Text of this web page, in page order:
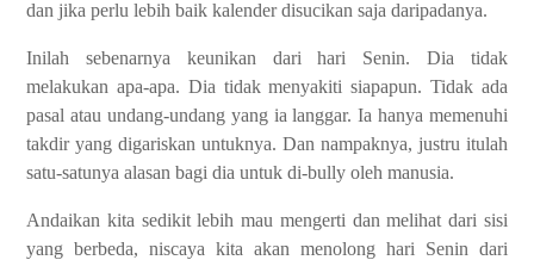
dan jika perlu lebih baik kalender disucikan saja daripadanya.
Inilah sebenarnya keunikan dari hari Senin. Dia tidak
melakukan apa-apa. Dia tidak menyakiti siapapun. Tidak ada
pasal atau undang-undang yang ia langgar. Ia hanya memenuhi
takdir yang digariskan untuknya. Dan nampaknya, justru itulah
satu-satunya alasan bagi dia untuk di-bully oleh manusia.
Andaikan kita sedikit lebih mau mengerti dan melihat dari sisi
yang berbeda, niscaya kita akan menolong hari Senin dari